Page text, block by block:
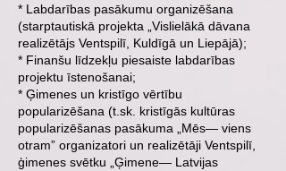
* Labdarības pasākumu organizēšana
(starptautiskā projekta „Vislielākā dāvana
realizētājs Ventspilī, Kuldīgā un Liepājā);
* Finanšu līdzekļu piesaiste labdarības
projektu īstenošanai;
* Ģimenes un kristīgo vērtību
popularizēšana (t.sk. kristīgās kultūras
popularizēšanas pasākuma „Mēs— viens
otram” organizatori un realizētāji Ventspilī,
ģimenes svētku „Ģimene— Latvijas